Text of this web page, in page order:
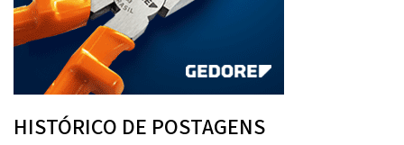
HISTÓRICO DE POSTAGENS